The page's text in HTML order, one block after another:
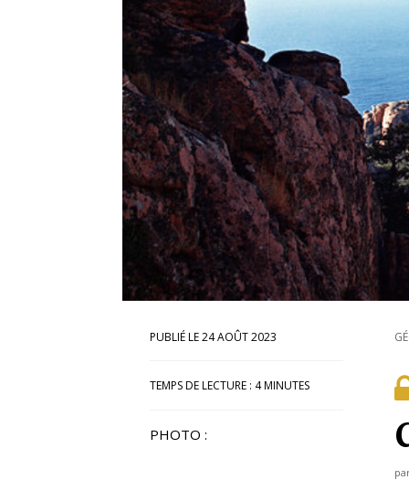
24 AOÛT 2023
TEMPS DE LECTURE : 4MINUTES
PHOTO :